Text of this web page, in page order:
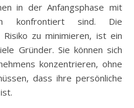
in der Anfangsphase mit
konfrontiert sind. Die
zu minimieren, ist ein
Gründer. Sie können sich
konzentrieren, ohne
dass ihre persönliche